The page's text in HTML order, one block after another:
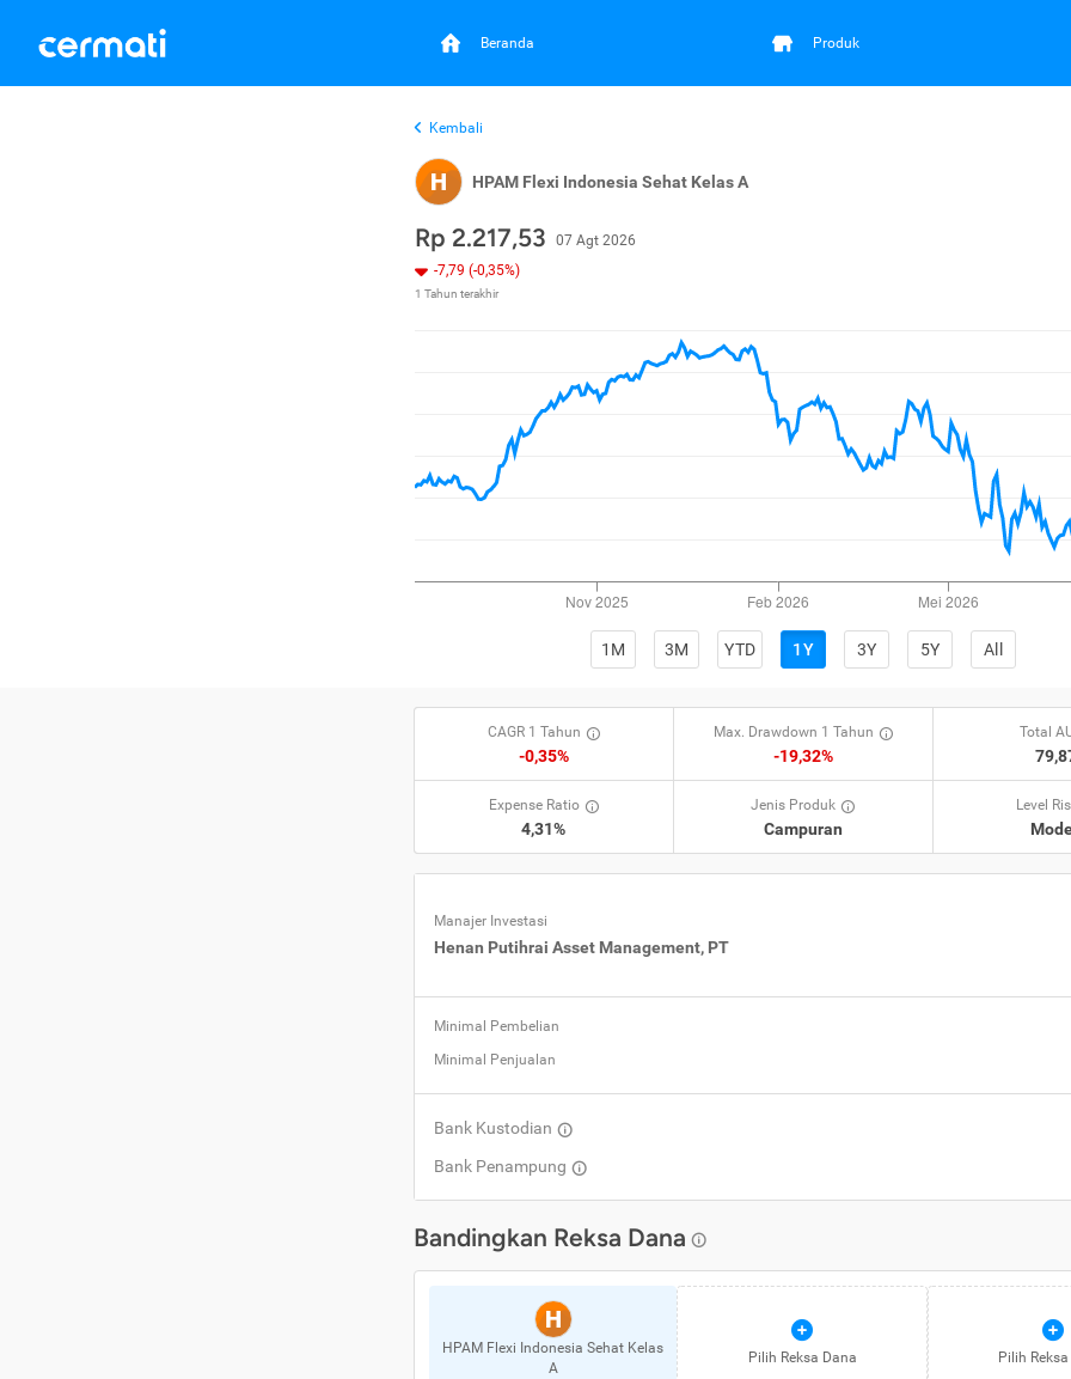
Beranda Produk
Kembali
H HPAM Flexi Indonesia Sehat Kelas A
Rp 2.217,53
07 Agt 2026
-7,79 (-0,35%)
1 Tahun terakhir
1M 3M YTD 1Y 3Y 5Y All
CAGR 1 Tahun
-0,35%
Max. Drawdown 1 Tahun
-19,32%
Total
Expense Ratio
4,31%
Jenis Produk
Campuran
Level
Manajer Investasi
Henan Putihrai Asset Management, PT
Minimal Pembelian
Minimal Penjualan
Bank Kustodian
Bank Penampung
Bandingkan Reksa Dana
H
HPAM Flexi Indonesia Sehat Kelas
A
Pilih Reksa Dana Pilih